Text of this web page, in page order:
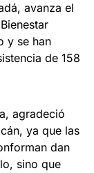
avanza el
y se han
de 158
agradeció
ya que las
dan
sino que